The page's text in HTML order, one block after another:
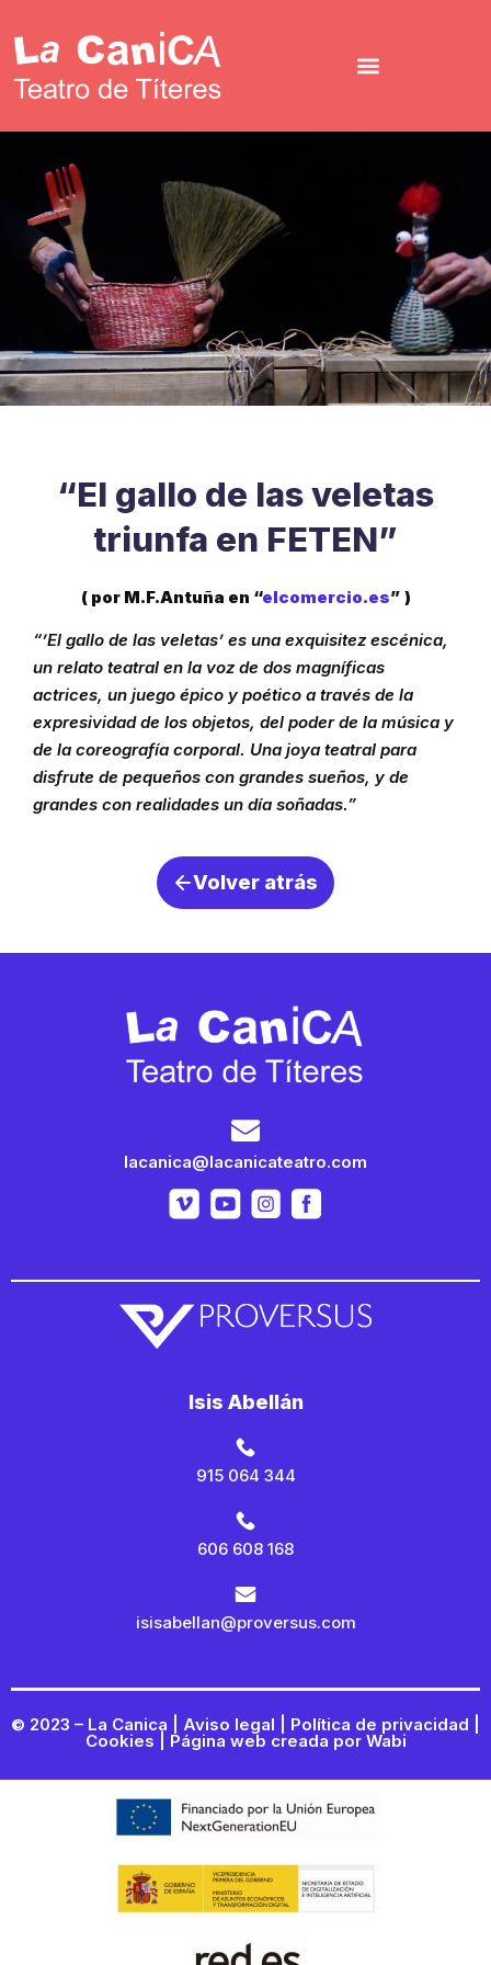
“El gallo de las veletas
triunfa en FETEN”
( por M.F.Antuña en “elcomercio.es” )
“’El gallo de las veletas’ es una exquisitez escénica,
un relato teatral en la voz de dos magníficas
actrices, un juego épico y poético a través de la
expresividad de los objetos, del poder de la música y
de la coreografía corporal. Una joya teatral para
disfrute de pequeños con grandes sueños, y de
grandes con realidades un día soñadas.”
Volver atrás
lacanica@lacanicateatro.com
Isis Abellán
915 064 344
606 608 168
isisabellan@proversus.com
© 2023 – La Canica | Aviso legal Política de privacidad
Cookies | Página web creada por Wabi